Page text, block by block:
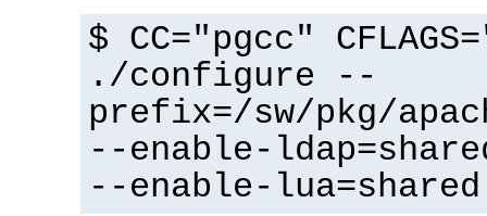
$ CC="pgcc"
./configure --
prefix=/sw/pkg/
--enable-
--enable-lua=shared